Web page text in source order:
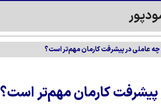
چه عاملی در پیشرفت کارمان مهم‌تر است؟
کارمان مهم‌تر است؟